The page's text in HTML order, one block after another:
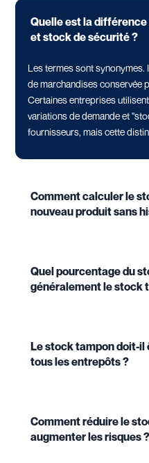
Quelle est la
et stock de sécurité ?
Les termes sont synonymes.
de marchandises conservée
Certaines entreprises
variations de demande et
fournisseurs, mais cette
Comment calculer le
nouveau produit sans
Quel pourcentage du
généralement le stock
Le stock tampon doit-il
tous les entrepôts ?
Comment réduire le
augmenter les risques ?